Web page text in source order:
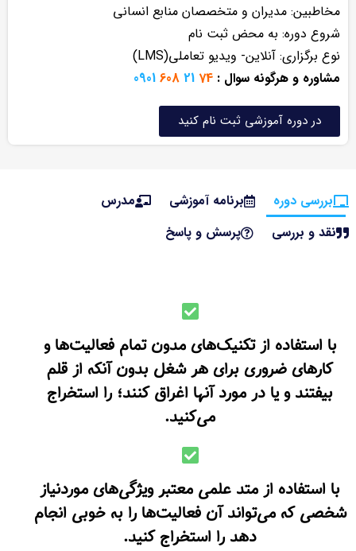
مخاطبین: مدیران و متخصصان منابع انسانی
شروع دوره: به محض ثبت نام
نوع برگزاری: آنلاین- ویدیو تعاملی(LMS)
مشاوره و هرگونه سوال : 74
21
608
0901
در دوره آموزشی ثبت نام کنید
بررسی دوره برنامه آموزشی
مدرس
نقد و بررسی
پرسش و پاسخ
با استفاده از تکنیک‌های مدون تمام فعالیت‌ها و
کارهای ضروری برای هر شغل بدون آنکه از قلم
بیفتند و یا در مورد آنها اغراق کنند؛ را استخراج
می‌کنید.
با استفاده از متد علمی معتبر ویژگی‌های موردنیاز
شخصی که می‌تواند آن فعالیت‌ها را به خوبی انجام
دهد را استخراج‌ کنید.